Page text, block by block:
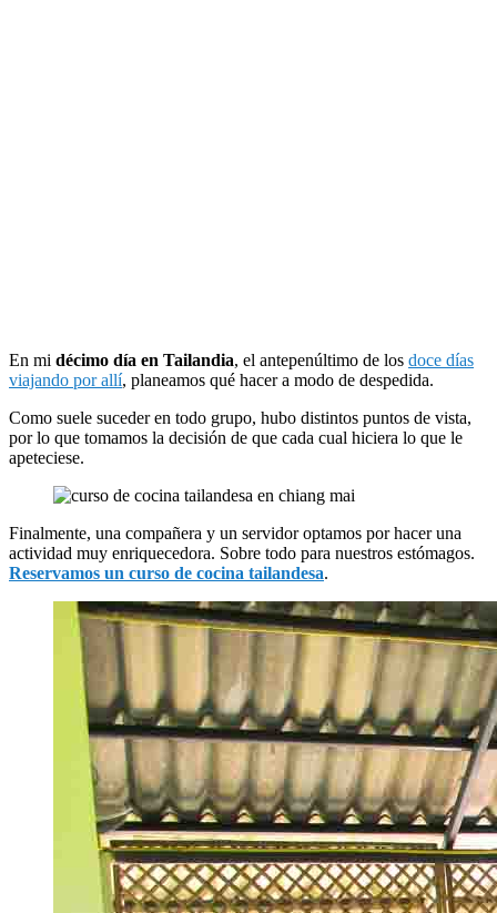
En mi décimo día en Tailandia, el antepenúltimo de los doce días
viajando por allí, planeamos qué hacer a modo de despedida.
Como suele suceder en todo grupo, hubo distintos puntos de vista,
por lo que tomamos la decisión de que cada cual hiciera lo que le
apeteciese.
Finalmente, una compañera y un servidor optamos por hacer una
actividad muy enriquecedora. Sobre todo para nuestros estómagos.
Reservamos un curso de cocina tailandesa.